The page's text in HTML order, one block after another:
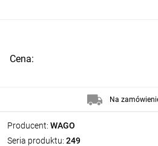
Producent: WAGO
Seria produktu: 249
Cena:
Na